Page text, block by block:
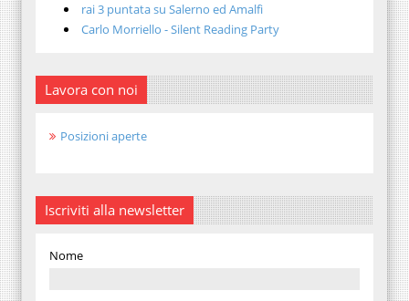
rai 3 puntata su Salerno ed Amalfi
Carlo Morriello - Silent Reading Party
Lavora con noi
Posizioni aperte
Iscriviti alla newsletter
Nome